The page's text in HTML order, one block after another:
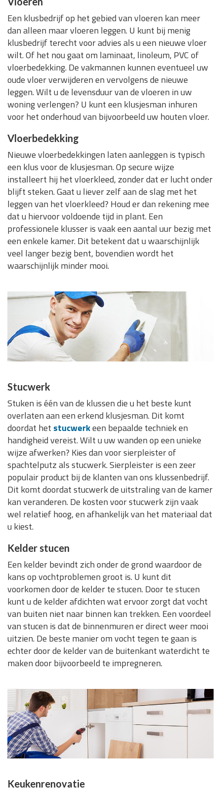
Een klusbedrijf op het gebied van vloeren kan meer
dan alleen maar vloeren leggen. U kunt bij menig
klusbedrijf terecht voor advies als u een nieuwe vloer
wilt. Of het nou gaat om laminaat, linoleum, PVC of
vloerbedekking. De vakmannen kunnen eventueel uw
oude vloer verwijderen en vervolgens de nieuwe
leggen. Wilt u de levensduur van de vloeren in uw
woning verlengen? U kunt een klusjesman inhuren
voor het onderhoud van bijvoorbeeld uw houten vloer.
Vloerbedekking
Nieuwe vloerbedekkingen laten aanleggen is typisch
een klus voor de klusjesman. Op secure wijze
installeert hij het vloerkleed, zonder dat er lucht onder
blijft steken. Gaat u liever zelf aan de slag met het
leggen van het vloerkleed? Houd er dan rekening mee
dat u hiervoor voldoende tijd in plant. Een
professionele klusser is vaak een aantal uur bezig met
een enkele kamer. Dit betekent dat u waarschijnlijk
veel langer bezig bent, bovendien wordt het
waarschijnlijk minder mooi.
Stucwerk
Stuken is één van de klussen die u het beste kunt
overlaten aan een erkend klusjesman. Dit komt
doordat het stucwerkeen bepaalde techniek en
handigheid vereist. Wilt u uw wanden op een unieke
wijze afwerken? Kies dan voor sierpleister of
spachtelputz als stucwerk. Sierpleister is een zeer
populair product bij de klanten van ons klussenbedrijf.
Dit komt doordat stucwerk de uitstraling van de kamer
kan veranderen. De kosten voor stucwerk zijn vaak
wel relatief hoog, en afhankelijk van het materiaal dat
u kiest.
Kelder stucen
Een kelder bevindt zich onder de grond waardoor de
kans op vochtproblemen groot is. U kunt dit
voorkomen door de kelder te stucen. Door te stucen
kunt u de kelder afdichten wat ervoor zorgt dat vocht
van buiten niet naar binnen kan trekken. Een voordeel
van stucen is dat de binnenmuren er direct weer mooi
uitzien. De beste manier om vocht tegen te gaan is
echter door de kelder van de buitenkant waterdicht te
maken door bijvoorbeeld te impregneren.
Keukenrenovatie